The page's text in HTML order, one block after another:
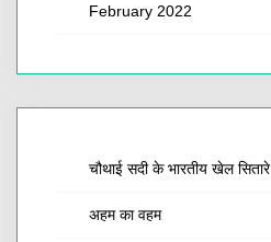
February 2022
चौथाई सदी के भारतीय खेल सितारे
अहम का वहम